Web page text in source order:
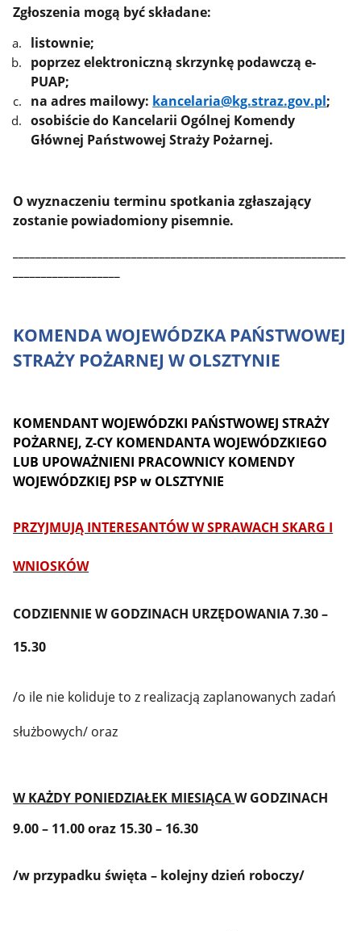
Zgłoszenia mogą być składane:
listownie;
poprzez elektroniczną skrzynkę podawczą e-
PUAP;
na adres mailowy: kancelaria@kg.straz.gov.pl;
osobiście do Kancelarii Ogólnej Komendy
Głównej Państwowej Straży Pożarnej.
O wyznaczeniu terminu spotkania zgłaszający
zostanie powiadomiony pisemnie.
KOMENDA WOJEWÓDZKA PAŃSTWOWEJ
STRAŻY POŻARNEJ W OLSZTYNIE
KOMENDANT WOJEWÓDZKI PAŃSTWOWEJ STRAŻY
POŻARNEJ, Z-CY KOMENDANTA WOJEWÓDZKIEGO
LUB UPOWAŻNIENI PRACOWNICY KOMENDY
WOJEWÓDZKIEJ PSP w OLSZTYNIE
PRZYJMUJĄ INTERESANTÓWW SPRAWACH SKARG I
WNIOSKÓW
CODZIENNIE W GODZINACH URZĘDOWANIA 7.30 –
15.30
/o ile nie koliduje to z realizacją zaplanowanych zadań
służbowych/ oraz
W KAŻDY PONIEDZIAŁEK MIESIĄCAW GODZINACH
9.00 – 11.00 oraz 15.30 – 16.30
/w przypadku święta – kolejny dzień roboczy/